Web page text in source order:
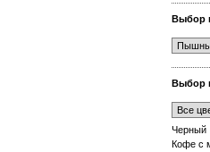
Выбор
Выбор
Черный
Кофе с